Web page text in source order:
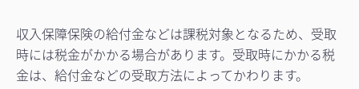
収入保障保険の給付金などは課税対象となるため、受取
時には税金がかかる場合があります。受取時にかかる税
金は、給付金などの受取方法によってかわります。